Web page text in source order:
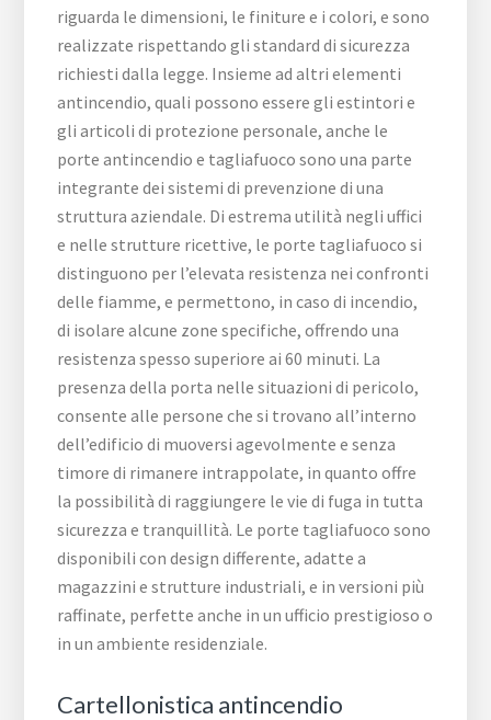
riguarda le dimensioni, le finiture e i colori, e sono
realizzate rispettando gli standard di sicurezza
richiesti dalla legge. Insieme ad altri elementi
antincendio, quali possono essere gli estintori e
gli articoli di protezione personale, anche le
porte antincendio e tagliafuoco sono una parte
integrante dei sistemi di prevenzione di una
struttura aziendale. Di estrema utilità negli uffici
e nelle strutture ricettive, le porte tagliafuoco si
distinguono per l’elevata resistenza nei confronti
delle fiamme, e permettono, in caso di incendio,
di isolare alcune zone specifiche, offrendo una
resistenza spesso superiore ai 60 minuti. La
presenza della porta nelle situazioni di pericolo,
consente alle persone che si trovano all’interno
dell’edificio di muoversi agevolmente e senza
timore di rimanere intrappolate, in quanto offre
la possibilità di raggiungere le vie di fuga in tutta
sicurezza e tranquillità. Le porte tagliafuoco sono
disponibili con design differente, adatte a
magazzini e strutture industriali, e in versioni più
raffinate, perfette anche in un ufficio prestigioso o
in un ambiente residenziale.
Cartellonistica antincendio